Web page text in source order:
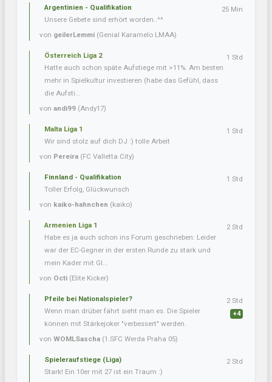
Argentinien - Qualifikation
Unsere Gebete sind erhört worden..^^
von geilerLemmi (Genial Karamelo LMAA)
25 Min
Österreich Liga 2
Hatte auch schon späte Aufstiege mit >11%. Am besten
mehr in Spielkultur investieren (habe das Gefühl, dass
die Aufsti...
von andi99 (Andy17)
1 Std
Malta Liga 1
Wir sind stolz auf dich DJ :) tolle Arbeit
von Pereira (FC Valletta City)
1 Std
Finnland - Qualifikation
Toller Erfolg, Glückwunsch
von kaiko-hahnchen (kaiko)
1 Std
Armenien Liga 1
Habe es ja auch schon ins Forum geschrieben: Leider
war der EC-Gegner in der ersten Runde zu stark und
mein Kader mit Gl...
von Octi (Elite Kicker)
2 Std
Pfeile bei Nationalspieler?
Wenn man drüber fährt sieht man es. Die Spieler
können mit Stärkejoker "verbessert" werden.
von WOMLSascha (1.SFC Werda Praha 05)
2 Std
+4
Spieleraufstiege (Liga)
Stark! Ein 10er mit 27 ist ein Traum :)
2 Std